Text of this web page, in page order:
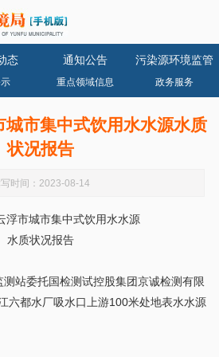
态 通知公告 污染源环境监管
重点领域信息 政务服务
市集中式饮用水水源水质
状况报告
时间：2023-08-14
浮市城市集中式饮用水水源
水质状况报告
站委托国检测试控股集团京诚检测有限
六都水厂吸水口上游100米处地表水水源